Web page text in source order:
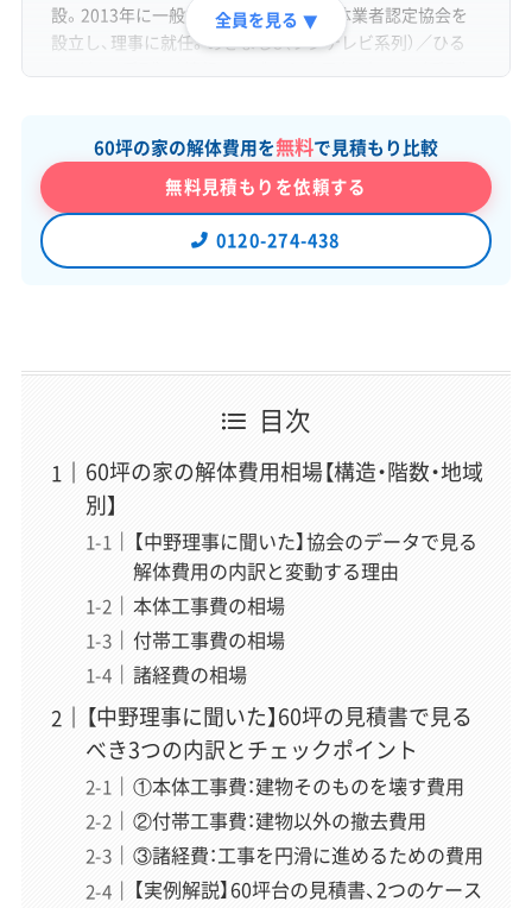
設。2013年に一般社団法人あんしん解体業者認定協会を
設立し、理事に就任。めざまし8（フジテレビ系列）／ひる
運営責任者
解体業界専門のWebメディアでWebディレクターとして6
年以上、企画・執筆・編集から500社以上の解体業者取材ま
で、メディア運営のあらゆる工程を経験。近年は解体の前
段にある空き家問題（管理・解体・補助金・税制）にも取材領
域を広げている。正しい情報が届かず困っている方を助け
たいという想いから、一個人の責任と情熱で「スッキリ解
体」を立ち上げ、全記事の編集に責任を持つ。
» 運営者情報とサイトの制作理念はこちら
執筆
馬場 美月（ばば みづき）
「解体工事の準備から完了まで、初めての方でも迷わない
よう、一つずつ丁寧に解説します。」
「初心者にもわかりやすく」をモットーに、解体工事の全工
程をステップバイステップで解説する記事を得意とする
全員を見る ▼
60坪の家の解体費用を無料で見積もり比較
無料見積もりを依頼する
0120-274-438
目次
60坪の家の解体費用相場【構造・階数・地域
別】
【中野理事に聞いた】協会のデータで見る
解体費用の内訳と変動する理由
本体工事費の相場
付帯工事費の相場
諸経費の相場
【中野理事に聞いた】60坪の見積書で見る
べき3つの内訳とチェックポイント
①本体工事費：建物そのものを壊す費用
②付帯工事費：建物以外の撤去費用
③諸経費：工事を円滑に進めるための費用
【実例解説】60坪台の見積書、2つのケース